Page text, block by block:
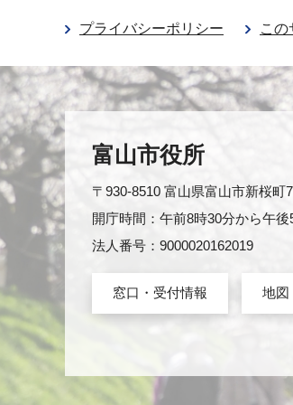
プライバシーポリシー この
富山市役所
〒930-8510 富山県富山市新桜
開庁時間：午前8時30分から午
法人番号：9000020162019
窓口・受付情報 地図